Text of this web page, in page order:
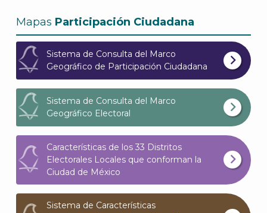
Mapas Participación Ciudadana
Sistema de Consulta del Marco
Geográfico de Participación Ciudadana
Sistema de Consulta del Marco
Geográfico Electoral
Características de los 33 Distritos
Electorales Locales que conforman la
Ciudad de México
Sistema de Características